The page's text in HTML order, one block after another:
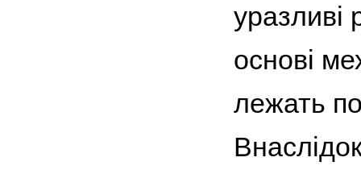
уразливі
основі
лежать